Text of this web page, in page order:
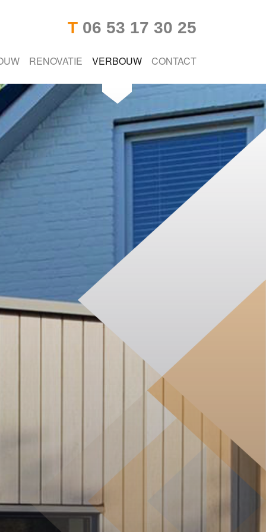
T 06 53 17 30 25
RENOVATIE VERBOUW CONTACT